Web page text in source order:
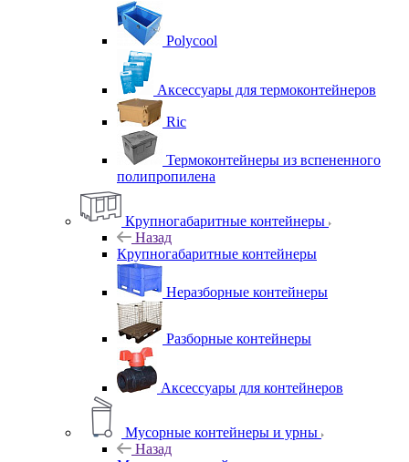
Polycool
Аксессуары для термоконтейнеров
Ric
Термоконтейнеры из вспененного
полипропилена
Крупногабаритные контейнеры
Назад
Крупногабаритные контейнеры
Неразборные контейнеры
Разборные контейнеры
Аксессуары для контейнеров
Мусорные контейнеры и урны
Назад